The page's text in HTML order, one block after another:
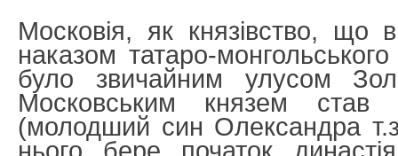
Московія, як князівство,
наказом татаро-
було звичайним улусом
Московським князем став
(молодший син Олександра